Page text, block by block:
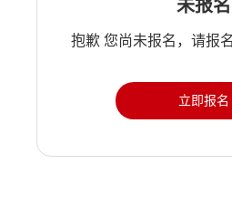
未报名
抱歉 您尚未报名，请报
立即报名